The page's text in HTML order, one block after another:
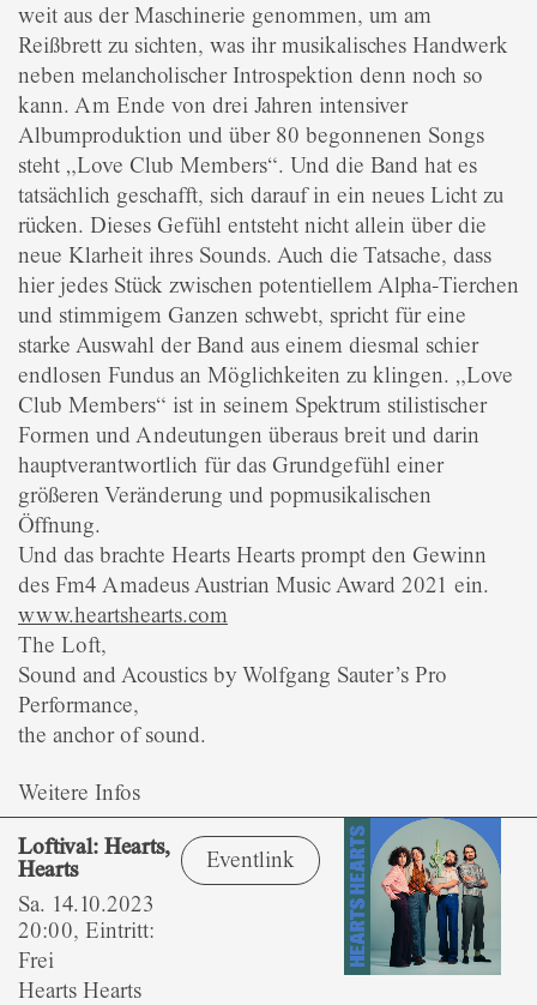
weit aus der Maschinerie genommen, um am
Reißbrett zu sichten, was ihr musikalisches Handwerk
neben melancholischer Introspektion denn noch so
kann. Am Ende von drei Jahren intensiver
Albumproduktion und über 80 begonnenen Songs
steht „Love Club Members“. Und die Band hat es
tatsächlich geschafft, sich darauf in ein neues Licht zu
rücken. Dieses Gefühl entsteht nicht allein über die
neue Klarheit ihres Sounds. Auch die Tatsache, dass
hier jedes Stück zwischen potentiellem Alpha-Tierchen
und stimmigem Ganzen schwebt, spricht für eine
starke Auswahl der Band aus einem diesmal schier
endlosen Fundus an Möglichkeiten zu klingen. „Love
Club Members“ ist in seinem Spektrum stilistischer
Formen und Andeutungen überaus breit und darin
hauptverantwortlich für das Grundgefühl einer
größeren Veränderung und popmusikalischen
Öffnung.
Und das brachte Hearts Hearts prompt den Gewinn
des Fm4 Amadeus Austrian Music Award 2021 ein.
www.heartshearts.com
The Loft,
Sound and Acoustics by Wolfgang Sauter’s Pro
Performance,
the anchor of sound.
Weitere Infos
Loftival: Hearts,
Hearts
Sa. 14.10.2023
20:00, Eintritt:
Frei
Hearts Hearts
Eventlink